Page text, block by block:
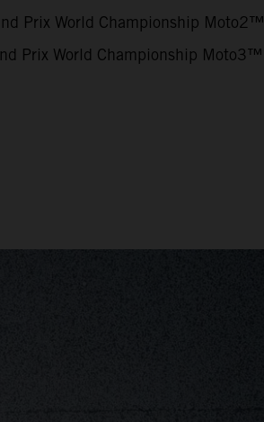
Prix World Championship Moto2™
Prix World Championship Moto3™